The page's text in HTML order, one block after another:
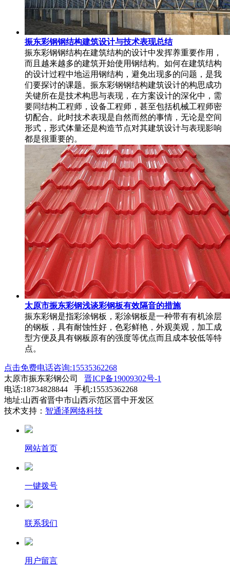
振东彩钢钢结构建筑设计与技术表现总结
振东彩钢钢结构在建筑结构的设计中发挥养重要作用，
而且越来越多的建筑开始使用钢结构。如何在建筑结构
的设计过程中地运用钢结构，避免出现多的问题，是我
们要探讨的课题。振东彩钢钢结构建筑设计的构思成功
关键所在是技术构思与表现，在方案设计的深化中，需
要同结构工程师，设备工程师，甚至包括机械工程师密
切配合。此时技术表现是自然而然的事情，无论是空间
形式，形式体量还是构造节点对其建筑设计与表现影响
都是很重要的。
太原市振东彩钢浅谈彩钢板有效隔音的措施
振东彩钢是指彩涂钢板，彩涂钢板是一种带有有机涂层
的钢板，具有耐蚀性好，色彩鲜艳，外观美观，加工成
型方便及具有钢板原有的强度等优点而且成本较低等特
点。
点击免费电话咨询:15535362268
太原市振东彩钢公司 晋ICP备19009302号-1
电话:18734828844 手机:15535362268
地址:山西省晋中市山西示范区晋中开发区
技术支持： 智通泽网络科技
网站首页
一键拨号
联系我们
用户留言